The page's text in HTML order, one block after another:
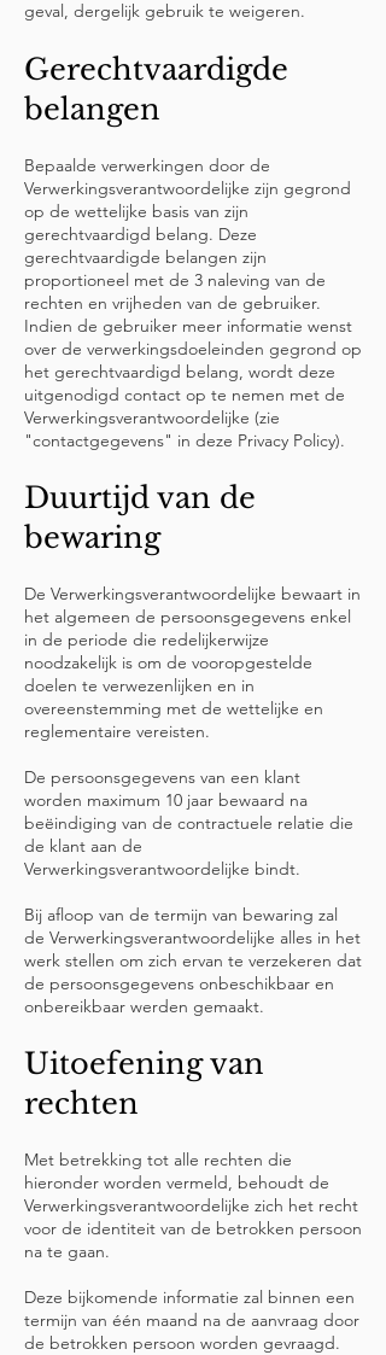
geval, dergelijk gebruik te weigeren.
Gerechtvaardigde
belangen
Bepaalde verwerkingen door de
Verwerkingsverantwoordelijke zijn gegrond
op de wettelijke basis van zijn
gerechtvaardigd belang. Deze
gerechtvaardigde belangen zijn
proportioneel met de 3 naleving van de
rechten en vrijheden van de gebruiker.
Indien de gebruiker meer informatie wenst
over de verwerkingsdoeleinden gegrond op
het gerechtvaardigd belang, wordt deze
uitgenodigd contact op te nemen met de
Verwerkingsverantwoordelijke (zie
"contactgegevens" in deze Privacy Policy).
Duurtijd van de
bewaring
De Verwerkingsverantwoordelijke bewaart in
het algemeen de persoonsgegevens enkel
in de periode die redelijkerwijze
noodzakelijk is om de vooropgestelde
doelen te verwezenlijken en in
overeenstemming met de wettelijke en
reglementaire vereisten.
De persoonsgegevens van een klant
worden maximum 10 jaar bewaard na
beëindiging van de contractuele relatie die
de klant aan de
Verwerkingsverantwoordelijke bindt.
Bij afloop van de termijn van bewaring zal
de Verwerkingsverantwoordelijke alles in het
werk stellen om zich ervan te verzekeren dat
de persoonsgegevens onbeschikbaar en
onbereikbaar werden gemaakt.
Uitoefening van
rechten
Met betrekking tot alle rechten die
hieronder worden vermeld, behoudt de
Verwerkingsverantwoordelijke zich het recht
voor de identiteit van de betrokken persoon
na te gaan.
Deze bijkomende informatie zal binnen een
termijn van één maand na de aanvraag door
de betrokken persoon worden gevraagd.